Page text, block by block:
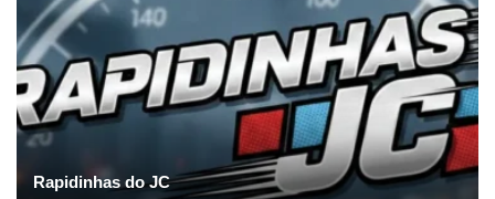
Rapidinhas do JC